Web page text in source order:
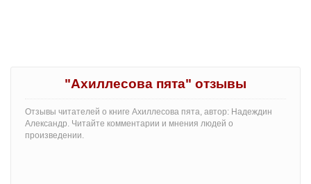
"Ахиллесова пята" отзывы
Отзывы читателей о книге Ахиллесова пята, автор: Надеждин
Александр. Читайте комментарии и мнения людей о
произведении.